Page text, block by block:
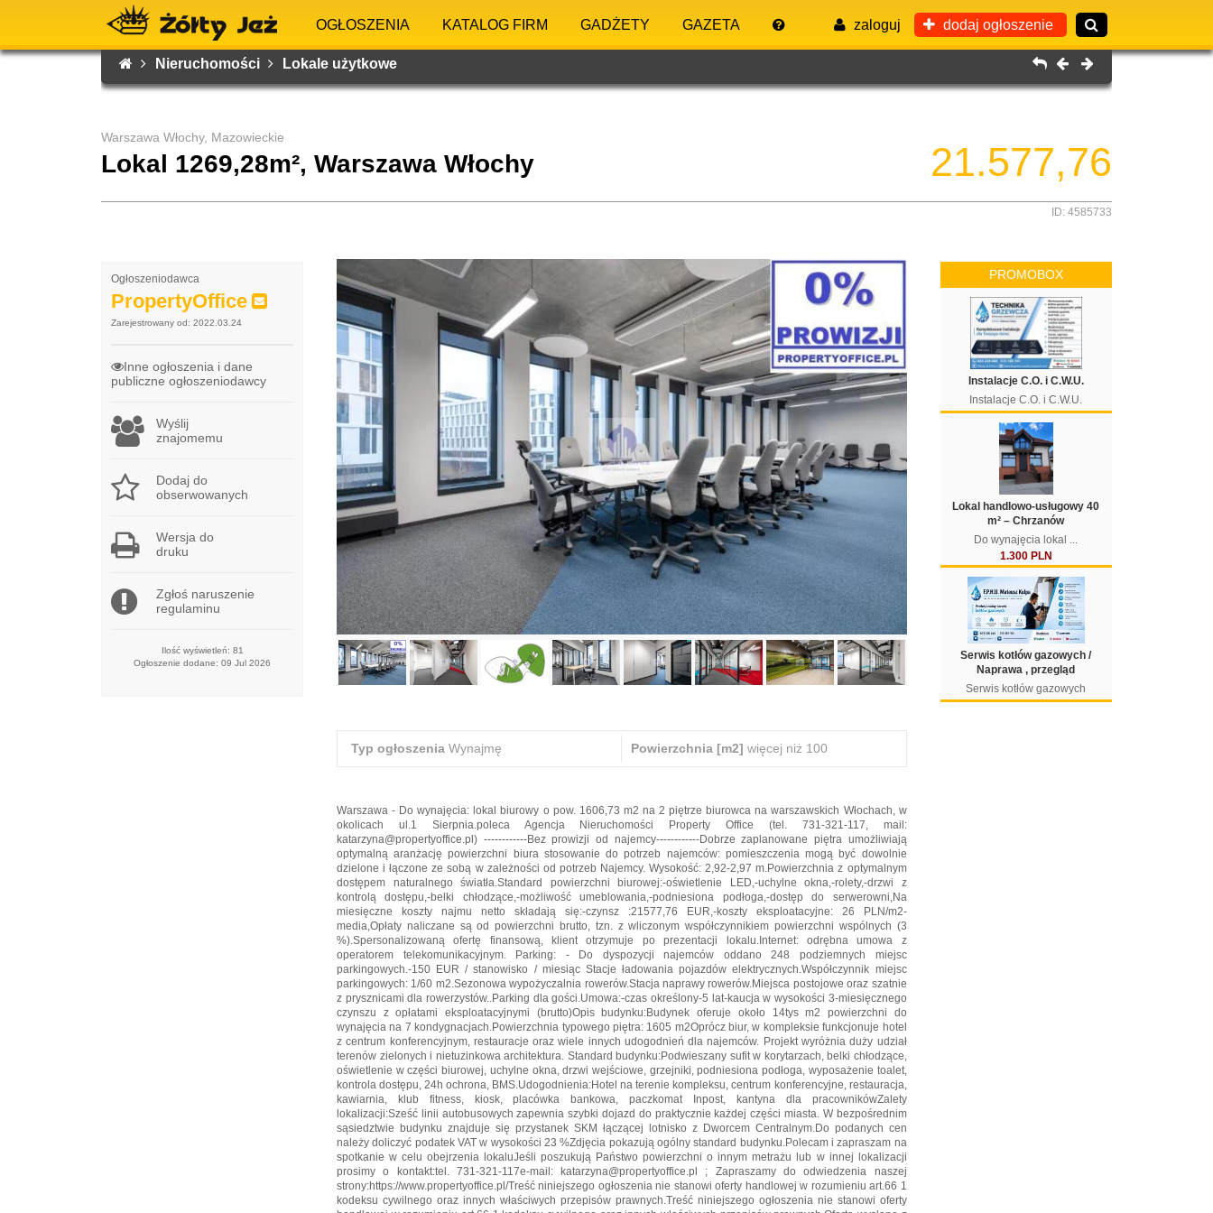
OGŁOSZENIA KATALOG FIRM GADŻETY GAZETA zaloguj dodaj ogłoszenie
Nieruchomości Lokale użytkowe
Warszawa Włochy, Mazowieckie
Lokal 1269,28m², Warszawa Włochy 21.577,76
ID: 4585733
Typ ogłoszenia Wynajmę Powierzchnia [m2] więcej niż 100
Warszawa - Do wynajęcia: lokal biurowy o pow. 1606,73 m2 na 2 piętrze biurowca na warszawskich Włochach, w
okolicach ul.1 Sierpnia.poleca Agencja Nieruchomości Property Office (tel. 731-321-117, mail:
katarzyna@propertyoffice.pl) ------------Bez prowizji od najemcy------------Dobrze zaplanowane piętra umożliwiają
optymalną aranżację powierzchni biura stosowanie do potrzeb najemców: pomieszczenia mogą być dowolnie
dzielone i łączone ze sobą w zależności od potrzeb Najemcy. Wysokość: 2,92-2,97 m.Powierzchnia z optymalnym
dostępem naturalnego światła.Standard powierzchni biurowej:-oświetlenie LED,-uchylne okna,-rolety,-drzwi z
kontrolą dostępu,-belki chłodzące,-możliwość umeblowania,-podniesiona podłoga,-dostęp do serwerowni,Na
miesięczne koszty najmu netto składają się:-czynsz :21577,76 EUR,-koszty eksploatacyjne: 26 PLN/m2-
media,Opłaty naliczane są od powierzchni brutto, tzn. z wliczonym współczynnikiem powierzchni wspólnych (3
%).Spersonalizowaną ofertę finansową, klient otrzymuje po prezentacji lokalu.Internet: odrębna umowa z
operatorem telekomunikacyjnym. Parking: - Do dyspozycji najemców oddano 248 podziemnych miejsc
parkingowych.-150 EUR / stanowisko / miesiąc Stacje ładowania pojazdów elektrycznych.Współczynnik miejsc
parkingowych: 1/60 m2.Sezonowa wypożyczalnia rowerów.Stacja naprawy rowerów.Miejsca postojowe oraz szatnie
z prysznicami dla rowerzystów..Parking dla gości.Umowa:-czas określony-5 lat-kaucja w wysokości 3-miesięcznego
czynszu z opłatami eksploatacyjnymi (brutto)Opis budynku:Budynek oferuje około 14tys m2 powierzchni do
wynajęcia na 7 kondygnacjach.Powierzchnia typowego piętra: 1605 m2Oprócz biur, w kompleksie funkcjonuje hotel
z centrum konferencyjnym, restauracje oraz wiele innych udogodnień dla najemców. Projekt wyróżnia duży udział
terenów zielonych i nietuzinkowa architektura. Standard budynku:Podwieszany sufit w korytarzach, belki chłodzące,
oświetlenie w części biurowej, uchylne okna, drzwi wejściowe, grzejniki, podniesiona podłoga, wyposażenie toalet,
kontrola dostępu, 24h ochrona, BMS.Udogodnienia:Hotel na terenie kompleksu, centrum konferencyjne, restauracja,
kawiarnia, klub fitness, kiosk, placówka bankowa, paczkomat Inpost, kantyna dla pracownikówZalety
lokalizacji:Sześć linii autobusowych zapewnia szybki dojazd do praktycznie każdej części miasta. W bezpośrednim
sąsiedztwie budynku znajduje się przystanek SKM łączącej lotnisko z Dworcem Centralnym.Do podanych cen
należy doliczyć podatek VAT w wysokości 23 %Zdjęcia pokazują ogólny standard budynku.Polecam i zapraszam na
spotkanie w celu obejrzenia lokaluJeśli poszukują Państwo powierzchni o innym metrażu lub w innej lokalizacji
prosimy o kontakt:tel. 731-321-117e-mail: katarzyna@propertyoffice.pl ; Zapraszamy do odwiedzenia naszej
strony:https://www.propertyoffice.pl/Treść niniejszego ogłoszenia nie stanowi oferty handlowej w rozumieniu art.66 1
kodeksu cywilnego oraz innych właściwych przepisów prawnych.Treść niniejszego ogłoszenia nie stanowi oferty
Ogłoszeniodawca
PropertyOffice
Zarejestrowany od: 2022.03.24
Inne ogłoszenia i dane
publiczne ogłoszeniodawcy
Wyślij
znajomemu
Dodaj do
obserwowanych
Wersja do
druku
Zgłoś naruszenie
regulaminu
Ilość wyświetleń: 81
Ogłoszenie dodane: 09 Jul 2026
PROMOBOX
Instalacje C.O. i C.W.U.
Instalacje C.O. i C.W.U.
Lokal handlowo-usługowy 40
m² – Chrzanów
Do wynajęcia lokal ...
1.300 PLN
Serwis kotłów gazowych /
Naprawa , przegląd
Serwis kotłów gazowych